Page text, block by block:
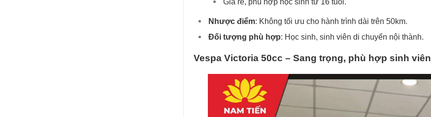
Giá rẻ, phù hợp học sinh từ 16 tuổi.
Nhược điểm: Không tối ưu cho hành trình dài trên 50km.
Đối tượng phù hợp: Học sinh, sinh viên di chuyển nội thành.
Vespa Victoria 50cc – Sang trọng, phù hợp sinh viên